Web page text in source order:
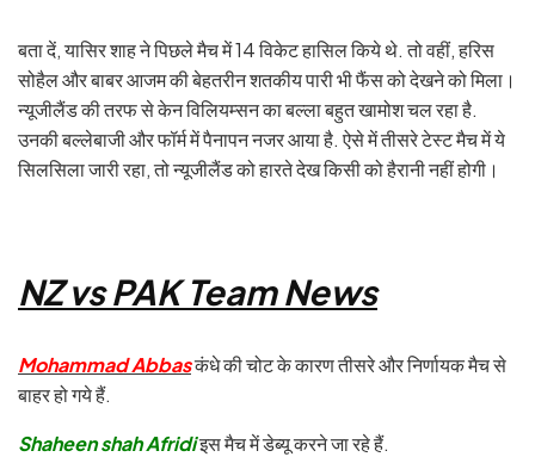
बता दें, यासिर शाह ने पिछले मैच में 14 विकेट हासिल किये थे. तो वहीं, हरिस
सोहैल और बाबर आजम की बेहतरीन शतकीय पारी भी फैंस को देखने को मिला।
न्यूजीलैंड की तरफ से केन विलियम्सन का बल्ला बहुत खामोश चल रहा है.
उनकी बल्लेबाजी और फॉर्म में पैनापन नजर आया है. ऐसे में तीसरे टेस्ट मैच में ये
सिलसिला जारी रहा, तो न्यूजीलैंड को हारते देख किसी को हैरानी नहीं होगी।
NZ vs PAK Team News
Mohammad Abbasकंधे की चोट के कारण तीसरे और निर्णायक मैच से
बाहर हो गये हैं.
Shaheen shah Afridiइस मैच में डेब्यू करने जा रहे हैं.